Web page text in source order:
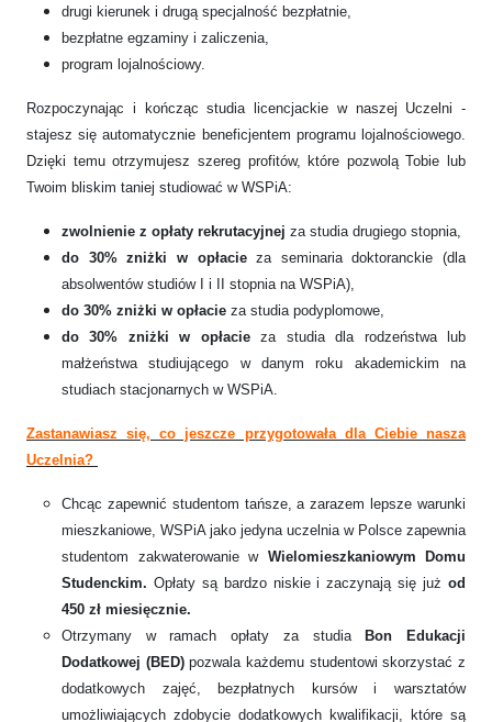
drugi kierunek i drugą specjalność bezpłatnie,
bezpłatne egzaminy i zaliczenia,
program lojalnościowy.
Rozpoczynając i kończąc studia licencjackie w naszej Uczelni -
stajesz się automatycznie beneficjentem programu lojalnościowego.
Dzięki temu otrzymujesz szereg profitów, które pozwolą Tobie lub
Twoim bliskim taniej studiować w WSPiA:
zwolnienie z opłaty rekrutacyjnej za studia drugiego stopnia,
do 30% zniżki w opłacieza seminaria doktoranckie (dla
absolwentów studiów I i II stopnia na WSPiA),
do 30% zniżki w opłacie za studia podyplomowe,
do 30% zniżki w opłacieza studia dla rodzeństwa lub
małżeństwa studiującego w danym roku akademickim na
studiach stacjonarnych w WSPiA.
Zastanawiasz się, co jeszcze przygotowała dla Ciebie nasza
Uczelnia?
Chcąc zapewnić studentom tańsze, a zarazem lepsze warunki
mieszkaniowe, WSPiA jako jedyna uczelnia w Polsce zapewnia
studentom zakwaterowanie w Wielomieszkaniowym Domu
Studenckim. Opłaty są bardzo niskie i zaczynają się jużod
450 zł miesięcznie.
Otrzymany w ramach opłaty za studia
Bon Edukacji
Dodatkowej (BED)pozwala każdemu studentowi skorzystać z
dodatkowych zajęć, bezpłatnych kursów i warsztatów
umożliwiających zdobycie dodatkowych kwalifikacji, które są